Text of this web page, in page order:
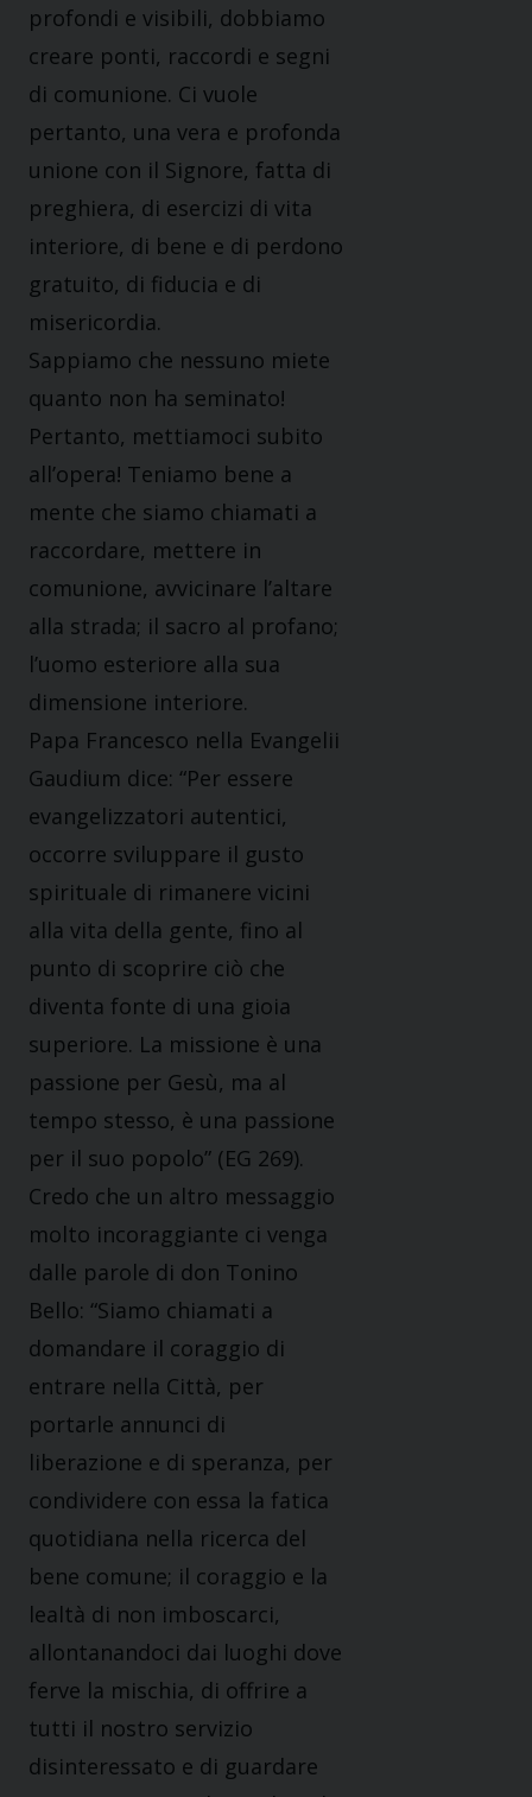
profondi e visibili, dobbiamo
creare ponti, raccordi e segni
di comunione. Ci vuole
pertanto, una vera e profonda
unione con il Signore, fatta di
preghiera, di esercizi di vita
interiore, di bene e di perdono
gratuito, di fiducia e di
misericordia.
Sappiamo che nessuno miete
quanto non ha seminato!
Pertanto, mettiamoci subito
all’opera! Teniamo bene a
mente che siamo chiamati a
raccordare, mettere in
comunione, avvicinare l’altare
alla strada; il sacro al profano;
l’uomo esteriore alla sua
dimensione interiore.
Papa Francesco nella Evangelii
Gaudium dice: “Per essere
evangelizzatori autentici,
occorre sviluppare il gusto
spirituale di rimanere vicini
alla vita della gente, fino al
punto di scoprire ciò che
diventa fonte di una gioia
superiore. La missione è una
passione per Gesù, ma al
tempo stesso, è una passione
per il suo popolo” (EG 269).
Credo che un altro messaggio
molto incoraggiante ci venga
dalle parole di don Tonino
Bello: “Siamo chiamati a
domandare il coraggio di
entrare nella Città, per
portarle annunci di
liberazione e di speranza, per
condividere con essa la fatica
quotidiana nella ricerca del
bene comune; il coraggio e la
lealtà di non imboscarci,
allontanandoci dai luoghi dove
ferve la mischia, di offrire a
tutti il nostro servizio
disinteressato e di guardare